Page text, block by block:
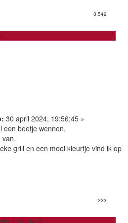
3.542
30 april 2024, 19:56:45 »
een beetje wennen.
van.
grill en een mooi kleurtje vind ik op
333